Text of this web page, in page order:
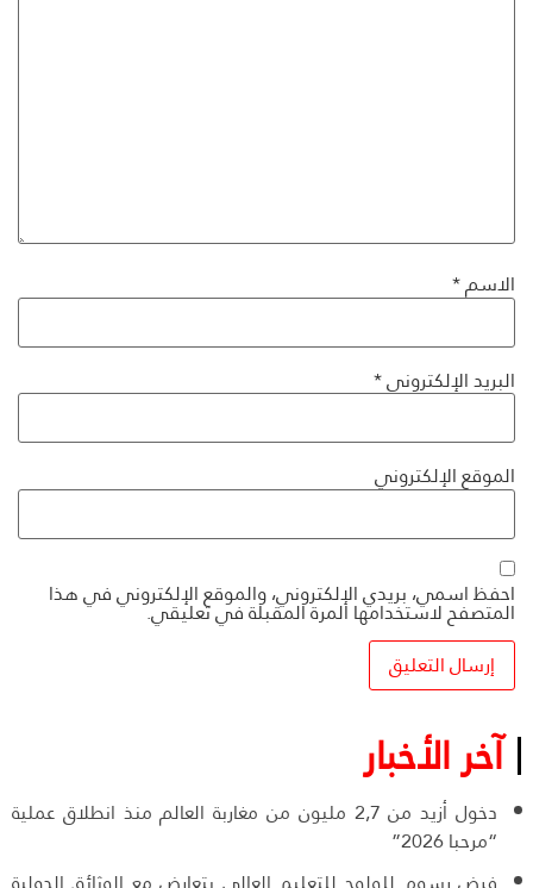
الاسم*
البريد الإلكتروني*
الموقع الإلكتروني
احفظ اسمي، بريدي الإلكتروني، والموقع الإلكتروني في هذا
المتصفح لاستخدامها المرة المقبلة في تعليقي.
آخر الأخبار
دخول أزيد من 2,7 مليون من مغاربة العالم منذ انطلاق عملية
“مرحبا 2026”